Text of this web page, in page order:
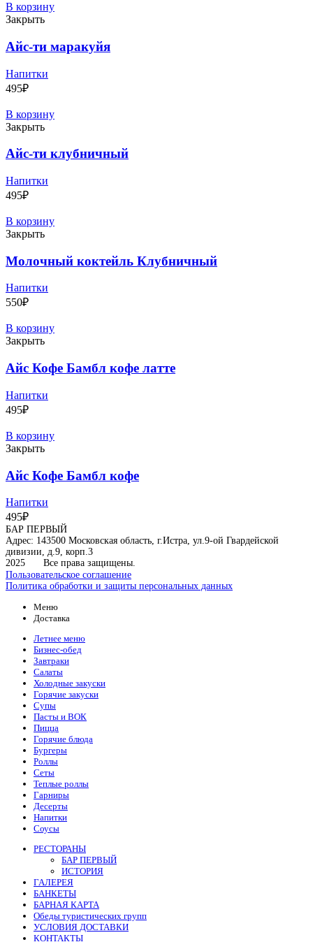
В корзину
Закрыть
Айс-ти маракуйя
Напитки
495₽
В корзину
Закрыть
Айс-ти клубничный
Напитки
495₽
В корзину
Закрыть
Молочный коктейль Клубничный
Напитки
550₽
В корзину
Закрыть
Айс Кофе Бамбл кофе латте
Напитки
495₽
В корзину
Закрыть
Айс Кофе Бамбл кофе
Напитки
495₽
БАР ПЕРВЫЙ
Адрес: 143500 Московская область, г.Истра, ул.9-ой Гвардейской
дивизии, д.9, корп.3
2025
Все права защищены.
Пользовательское соглашение
Политика обработки и защиты персональных данных
Меню
Доставка
Летнее меню
Бизнес-обед
Завтраки
Салаты
Холодные закуски
Горячие закуски
Супы
Пасты и ВОК
Пицца
Горячие блюда
Бургеры
Роллы
Сеты
Теплые роллы
Гарниры
Десерты
Напитки
Соусы
РЕСТОРАНЫ
БАР ПЕРВЫЙ
ИСТОРИЯ
ГАЛЕРЕЯ
БАНКЕТЫ
БАРНАЯ КАРТА
Обеды туристических групп
УСЛОВИЯ ДОСТАВКИ
КОНТАКТЫ